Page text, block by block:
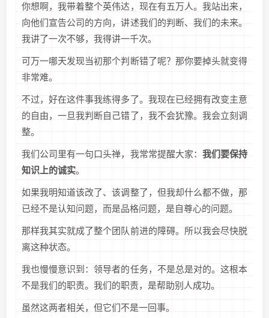
你想啊，我带着整个英伟达，现在有五万人。我站出来，
向他们宣告公司的方向，讲述我们的判断、我们的未来。
我讲了一次不够，我得讲一千次。
可万一哪天发现当初那个判断错了呢？那你要掉头就变得
非常难。
不过，好在这件事我练得多了。我现在已经拥有改变主意
的自由，一旦我判断自己错了，我不会犹豫。我会立刻调
整。
我们公司里有一句口头禅，我常常提醒大家： 我们要保持
知识上的诚实。
如果我明知道该改了、该调整了，但我却什么都不做，那
已经不是认知问题，而是品格问题，是自尊心的问题。
那样我其实就成了整个团队前进的障碍。所以我会尽快脱
离这种状态。
我也慢慢意识到：领导者的任务，不是总是对的。这根本
不是我们的职责。我们的职责，是帮助别人成功。
虽然这两者相关，但它们不是一回事。